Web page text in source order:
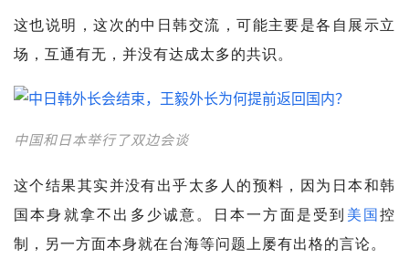
这也说明，这次的中日韩交流，可能主要是各自展示立
场，互通有无，并没有达成太多的共识。
中国和日本举行了双边会谈
这个结果其实并没有出乎太多人的预料，因为日本和韩
国本身就拿不出多少诚意。日本一方面是受到 美国控
制，另一方面本身就在台海等问题上屡有出格的言论。